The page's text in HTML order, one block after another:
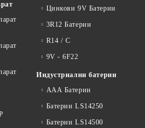
Цинкови 9V Батерии
3R12 Батерии
R14 / C
9V - 6F22
Индустриални батерии
ААА Батерии
Батерии LS14250
Батерии LS14500